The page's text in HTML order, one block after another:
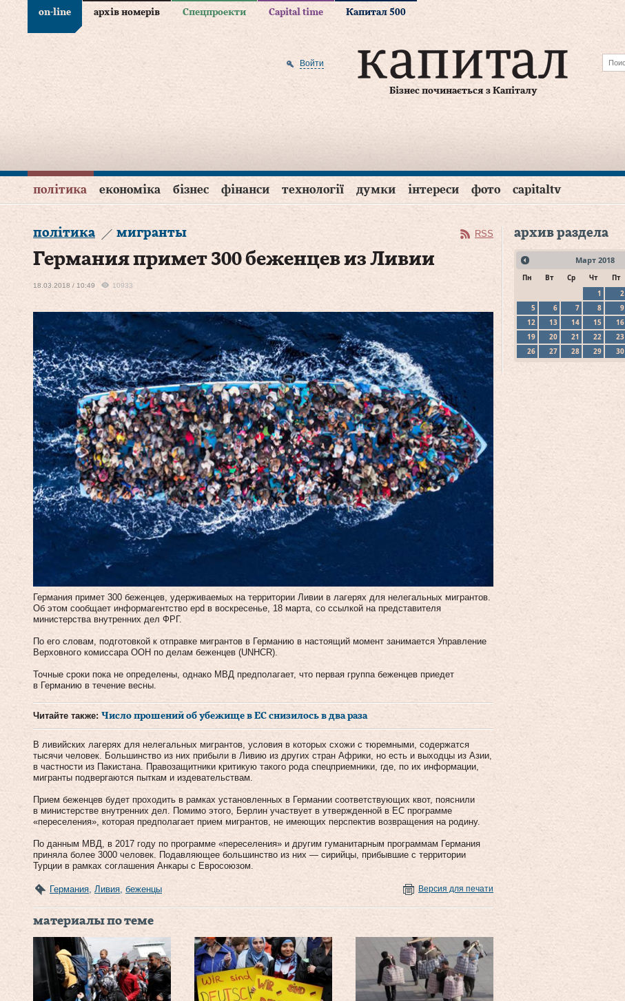
on-line архів номерів Спецпроекти Capital time Капитал 500
Бізнес починається з Капіталу
Войти
політика економіка бізнес фінанси технології думки інтереси фото capitaltv
політика мигранты RSS
Германия примет 300 беженцев из Ливии
18.03.2018 / 10:49 10933
Германия примет 300 беженцев, удерживаемых на территории Ливии в лагерях для нелегальных мигрантов.
Об этом сообщает информагентство epd в воскресенье, 18 марта, со ссылкой на представителя
министерства внутренних дел ФРГ.
По его словам, подготовкой к отправке мигрантов в Германию в настоящий момент занимается Управление
Верховного комиссара ООН по делам беженцев (UNHCR).
Точные сроки пока не определены, однако МВД предполагает, что первая группа беженцев приедет
в Германию в течение весны.
Читайте также: Число прошений об убежище в ЕС снизилось в два раза
В ливийских лагерях для нелегальных мигрантов, условия в которых схожи с тюремными, содержатся
тысячи человек. Большинство из них прибыли в Ливию из других стран Африки, но есть и выходцы из Азии,
в частности из Пакистана. Правозащитники критикую такого рода спецприемники, где, по их информации,
мигранты подвергаются пыткам и издевательствам.
Прием беженцев будет проходить в рамках установленных в Германии соответствующих квот, пояснили
в министерстве внутренних дел. Помимо этого, Берлин участвует в утвержденной в ЕС программе
«переселения», которая предполагает прием мигрантов, не имеющих перспектив возвращения на родину.
По данным МВД, в 2017 году по программе «переселения» и другим гуманитарным программам Германия
приняла более 3000 человек. Подавляющее большинство из них — сирийцы, прибывшие с территории
Турции в рамках соглашения Анкары с Евросоюзом.
Германия Ливия беженцы Версия для печати
материалы по теме
архив раздела
Март 2018
Пн Вт Ср Чт Пт
1
2
5
6 7 8 9
12
13 14 15 16
19
20 21 22 23
26
27 28 29 30